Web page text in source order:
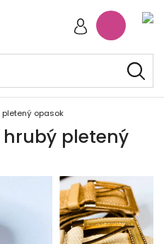
pletený opasok
hrubý pletený